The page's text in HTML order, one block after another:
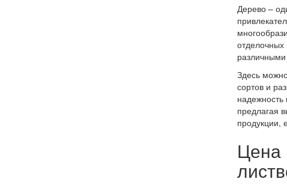
Дерево –
Здесь
сортов и
предлагая
продукции,
Цена